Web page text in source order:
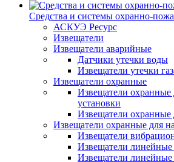
Средства и системы охранно-
АСКУЭ Ресурс
Извещатели
Извещатели аварийные
Датчики утечки воды
Извещатели утечки
Извещатели охранные
Извещатели охранные
установки
Извещатели
Извещатели охранные для
Извещатели
Извещатели линейные
Извещатели